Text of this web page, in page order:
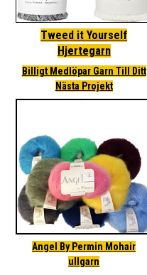
Tweed it Yourself
Hjertegarn
Billigt Medlöpar Garn Till Ditt
Nästa Projekt
Angel By Permin Mohair
ullgarn